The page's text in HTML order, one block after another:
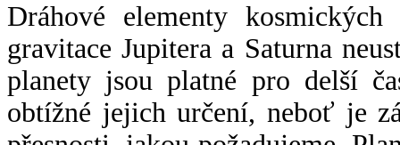
Dráhové elementy
gravitace Jupitera a Saturna
planety jsou platné pro delší
obtížné jejich určení, neboť je